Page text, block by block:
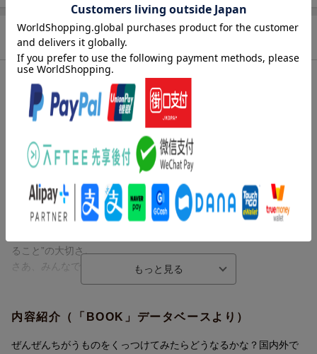
商品説明
内容紹介（JPROより）
リンゴとメガネ、ネコと車、サメと歯ブラシ……、全然ちがうも
のをくっつけてみたらどうなるかな？
代表作「ミルクマン」や「実家帰れ」など、シニカルでジョーク
の効いた作風が国内外で人気の現代美術作家・加賀美健が、ユー
モア溢れる絵と言葉で挑むナンセンス絵本の新境地！
Tシャツとラーメンだって、家と靴下だって、言葉と絵なら何でも
くっつけられるんだ。子供から大人まで、創作意欲を刺激するこ
ること”の大切さ。
さあ、みんなで「くっつけてみよう」！！
国内外で活躍する多彩なアーティストを幅広い視点でクローズア
内容紹介（「BOOK」データベースより）
ぜんぜんちがうものをくっつけてみたらどうなるかな？国内外で